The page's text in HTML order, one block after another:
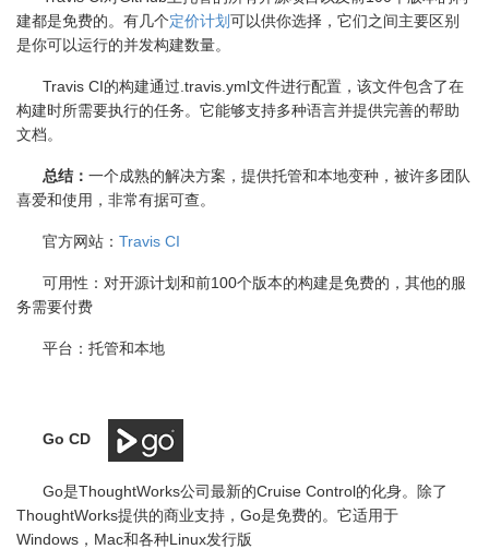
建都是免费的。有几个定价计划可以供你选择，它们之间主要区别
是你可以运行的并发构建数量。
Travis CI的构建通过 .travis.yml文件进行配置，该文件包含了在
构建时所需要执行的任务。它能够支持多种语言并提供完善的帮助
文档。
总结： 一个成熟的解决方案，提供托管和本地变种，被许多团队
喜爱和使用，非常有据可查。
官方网站： Travis CI
可用性：对开源计划和前100个版本的构建是免费的，其他的服
务需要付费
平台：托管和本地
Go CD
Go是ThoughtWorks公司最新的Cruise Control的化身。除了
ThoughtWorks提供的商业支持， Go是免费的。它适用于
Windows ， Mac和各种Linux发行版